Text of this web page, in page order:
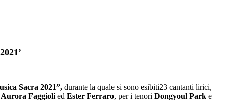
Sacra 2021”, durante la quale si sono esibiti23 cantanti lirici,
Aurora Faggioli ed Ester Ferraro, per i tenori Dongyoul Park e